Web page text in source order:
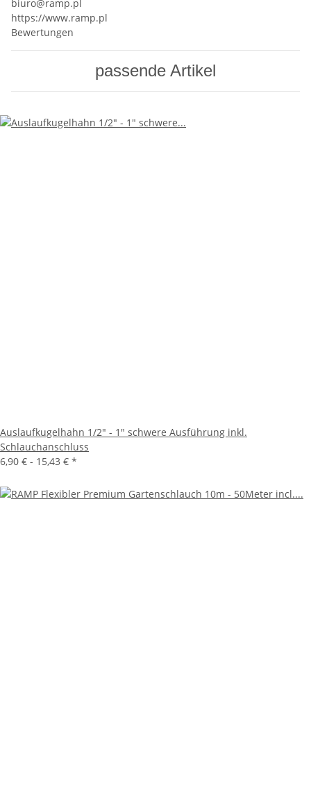
biuro@ramp.pl
https://www.ramp.pl
Bewertungen
passende Artikel
Auslaufkugelhahn 1/2" - 1" schwere Ausführung inkl.
Schlauchanschluss
6,90 € - 15,43 € *